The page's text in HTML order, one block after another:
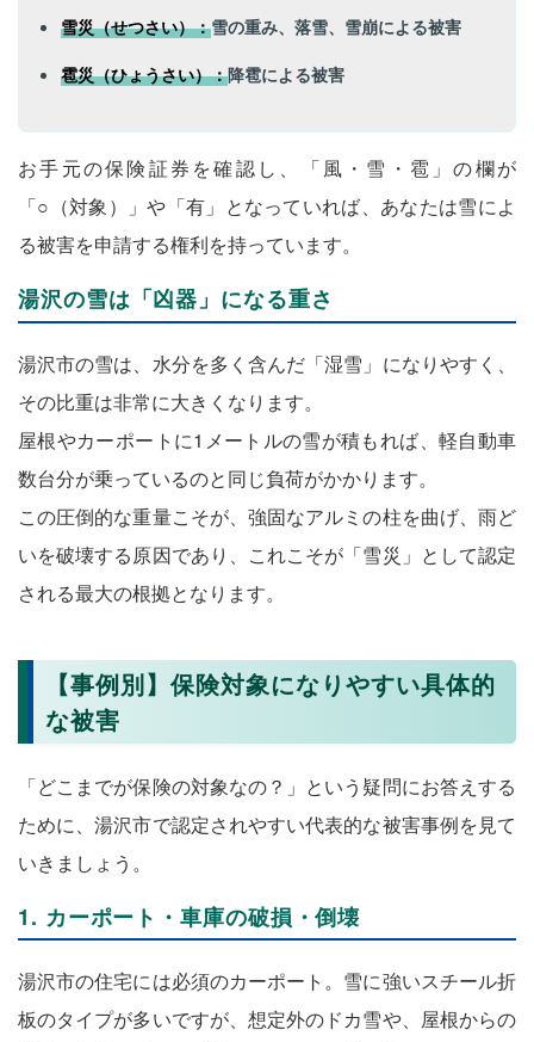
雪災（せつさい）：雪の重み、落雪、雪崩による被害
雹災（ひょうさい）：降雹による被害
お手元の保険証券を確認し、「風・雪・雹」の欄が
「○（対象）」や「有」となっていれば、あなたは雪によ
る被害を申請する権利を持っています。
湯沢の雪は「凶器」になる重さ
湯沢市の雪は、水分を多く含んだ「湿雪」になりやすく、
その比重は非常に大きくなります。
屋根やカーポートに1メートルの雪が積もれば、軽自動車
数台分が乗っているのと同じ負荷がかかります。
この圧倒的な重量こそが、強固なアルミの柱を曲げ、雨ど
いを破壊する原因であり、これこそが「雪災」として認定
される最大の根拠となります。
【事例別】保険対象になりやすい具体的
な被害
「どこまでが保険の対象なの？」という疑問にお答えする
ために、湯沢市で認定されやすい代表的な被害事例を見て
いきましょう。
1. カーポート・車庫の破損・倒壊
湯沢市の住宅には必須のカーポート。雪に強いスチール折
板のタイプが多いですが、想定外のドカ雪や、屋根からの